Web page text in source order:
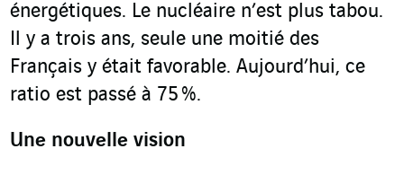
énergétiques. Le nucléaire n’est plus tabou.
Il y a trois ans, seule une moitié des
Français y était favorable. Aujourd’hui, ce
ratio est passé à 75 %.
Une nouvelle vision